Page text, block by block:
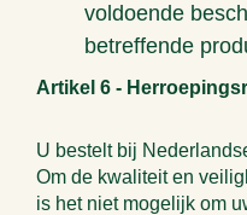
voldoende
betreffende
Artikel 6 -
U bestelt bij
Om de kwaliteit en
is het niet mogelijk om